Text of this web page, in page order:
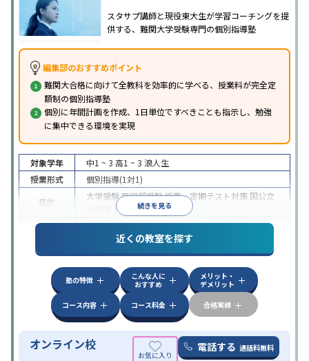
スタサプ講師と現役東大生が学習コーチングを提
供する、難関大学受験専門の個別指導塾
編集部のおすすめポイント
難関大合格に向けて全教科を効率的に学べる、授業料が完全定
額制の個別指導塾
個別に年間計画を作成、1日単位ですべきことも指示し、勉強
に集中できる環境を実現
続きを見る
対象学年 中1 ~ 3 高1 ~ 3 浪人生
授業形式
個別指導(1対1)
目的
大学受験医学部受験授業・定期テスト対策 国公立
英検(英語検定)対策
中高一貫校生に対応授業の振替可能オンライン対
自習室あり
近くの教室を探す
塾の特徴
こんな人に
おすすめ
メリット・
デメリット
コース内容
コース料金 合格実績
オンライン校 電話する 通話料無料